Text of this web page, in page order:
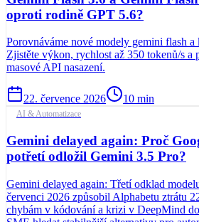
oproti rodině GPT 5.6?
Porovnáváme nové modely gemini flash
Zjistěte výkon, rychlost až 350 tokenů/s a
masové API nasazení.
22. července 2026 10 min
AI & Automatizace
Gemini delayed again: Proč
potřetí odložil Gemini 3.5 Pro?
Gemini delayed again: Třetí odklad
červenci 2026 způsobil Alphabetu ztrátu
chybám v kódování a krizi v DeepMind